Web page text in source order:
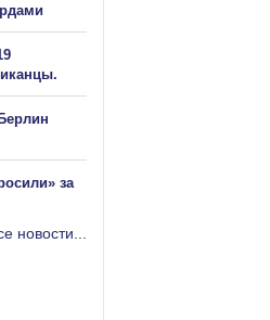
за
новости...